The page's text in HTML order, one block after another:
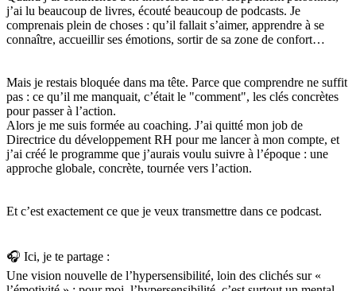
j’ai lu beaucoup de livres, écouté beaucoup de podcasts. Je
comprenais plein de choses : qu’il fallait s’aimer, apprendre à se
connaître, accueillir ses émotions, sortir de sa zone de confort…
Mais je restais bloquée dans ma tête. Parce que comprendre ne suffit
pas : ce qu’il me manquait, c’était le "comment", les clés concrètes
pour passer à l’action.
Alors je me suis formée au coaching. J’ai quitté mon job de
Directrice du développement RH pour me lancer à mon compte, et
j’ai créé le programme que j’aurais voulu suivre à l’époque : une
approche globale, concrète, tournée vers l’action.
Et c’est exactement ce que je veux transmettre dans ce podcast.
🎧 Ici, je te partage :
Une vision nouvelle de l’hypersensibilité, loin des clichés sur «